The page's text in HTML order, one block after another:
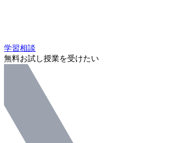
学習相談
無料お試し授業を受けたい